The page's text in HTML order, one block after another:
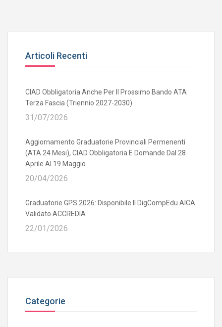
Articoli Recenti
CIAD Obbligatoria Anche Per Il Prossimo Bando ATA
Terza Fascia (triennio 2027-2030)
31/07/2026
Aggiornamento Graduatorie Provinciali Permenenti
(ATA 24 Mesi), CIAD Obbligatoria E Domande Dal 28
Aprile Al 19 Maggio
20/04/2026
Graduatorie GPS 2026: Disponibile Il DigCompEdu AICA
Validato ACCREDIA
22/01/2026
Categorie